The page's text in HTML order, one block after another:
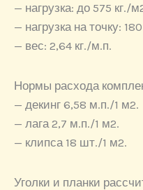
— нагрузка: до 575 кг./
— нагрузка на точку: 180
— вес: 2,64 кг./м.п.
Нормы расхода
— декинг 6,58 м.п./1 м2.
— лага 2,7 м.п./1 м2.
— клипса 18 шт./1 м2.
Уголки и планки